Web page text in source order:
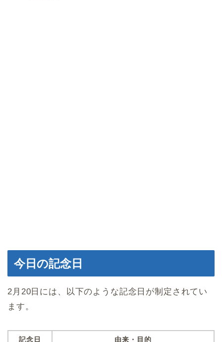
今日の記念日
2月20日には、以下のような記念日が制定されてい
ます。
記念日 由来・目的